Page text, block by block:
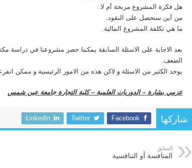
هل فكرة المشروع مربحة أم لا.
من أين سنحصل على النقود.
ما هي تكلفة المشروع المالية.
بعد الاجاية على الاسئلة السابقة يمكننا حصر مشروعنا في دراسة
الضعف.
يوجد الكثير من الاسئلة و لاكن هذه من الامور الرئيسية و ممكن
عزمي بشارة – الدوريات العلمية – كلية التجارة جامعة عين شمس
شاركها Facebook
Twitter
LinkedIn
السابق
المنافسة أو التنافسية